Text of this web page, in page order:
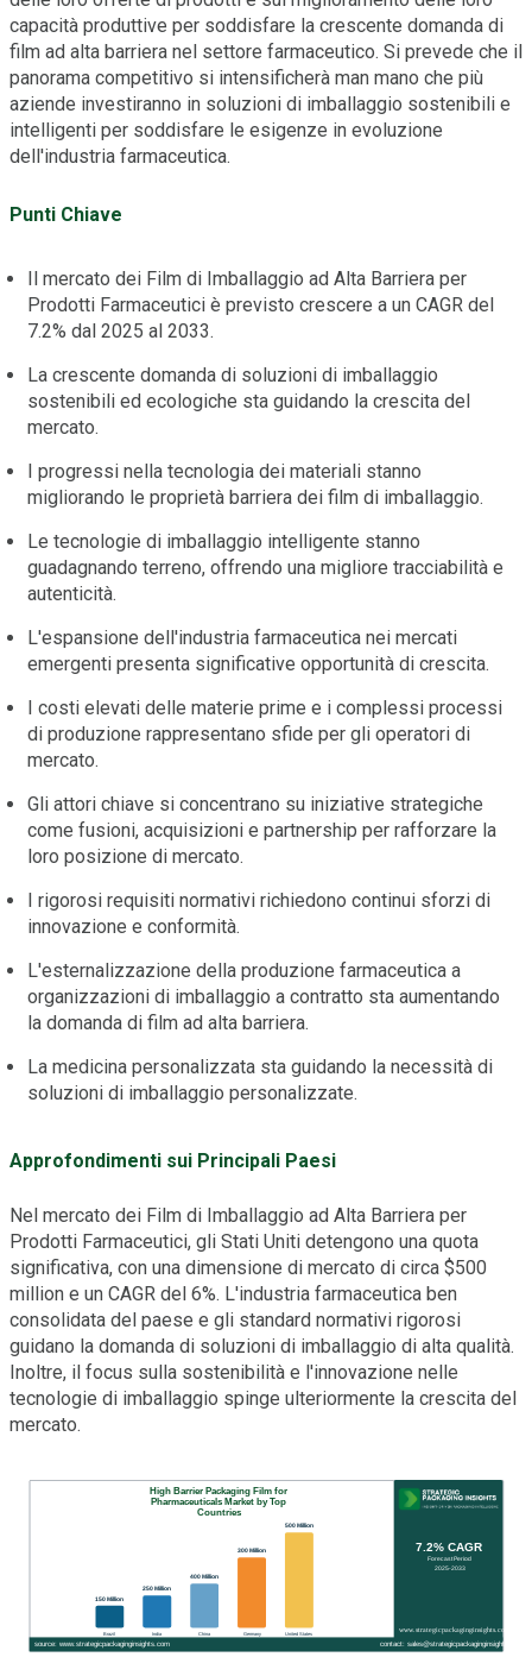
capacità produttive per soddisfare la crescente domanda di
film ad alta barriera nel settore farmaceutico. Si prevede che il
panorama competitivo si intensificherà man mano che più
aziende investiranno in soluzioni di imballaggio sostenibili e
intelligenti per soddisfare le esigenze in evoluzione
dell'industria farmaceutica.
Punti Chiave
Il mercato dei Film di Imballaggio ad Alta Barriera per
Prodotti Farmaceutici è previsto crescere a un CAGR del
7.2% dal 2025 al 2033.
La crescente domanda di soluzioni di imballaggio
sostenibili ed ecologiche sta guidando la crescita del
mercato.
I progressi nella tecnologia dei materiali stanno
migliorando le proprietà barriera dei film di imballaggio.
Le tecnologie di imballaggio intelligente stanno
guadagnando terreno, offrendo una migliore tracciabilità e
autenticità.
L'espansione dell'industria farmaceutica nei mercati
emergenti presenta significative opportunità di crescita.
I costi elevati delle materie prime e i complessi processi
di produzione rappresentano sfide per gli operatori di
mercato.
Gli attori chiave si concentrano su iniziative strategiche
come fusioni, acquisizioni e partnership per rafforzare la
loro posizione di mercato.
I rigorosi requisiti normativi richiedono continui sforzi di
innovazione e conformità.
L'esternalizzazione della produzione farmaceutica a
organizzazioni di imballaggio a contratto sta aumentando
la domanda di film ad alta barriera.
La medicina personalizzata sta guidando la necessità di
soluzioni di imballaggio personalizzate.
Approfondimenti sui Principali Paesi
Nel mercato dei Film di Imballaggio ad Alta Barriera per
Prodotti Farmaceutici, gli Stati Uniti detengono una quota
significativa, con una dimensione di mercato di circa $500
million e un CAGR del 6%. L'industria farmaceutica ben
consolidata del paese e gli standard normativi rigorosi
guidano la domanda di soluzioni di imballaggio di alta qualità.
Inoltre, il focus sulla sostenibilità e l'innovazione nelle
tecnologie di imballaggio spinge ulteriormente la crescita del
mercato.